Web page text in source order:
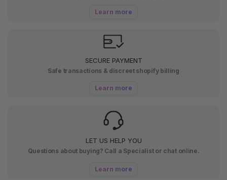
Learn more
SECURE PAYMENT
Safe transactions & discreet shopify billing
Learn more
LET US HELP YOU
Questions about buying? Call a Specialist or chat online.
Learn more